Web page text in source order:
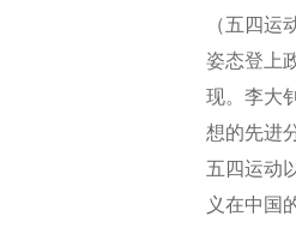
（五四
姿态登上
现。李大
想的先进
五四运动
义在中国